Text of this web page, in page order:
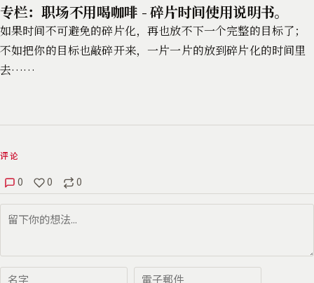
专栏：职场不用喝咖啡 - 碎片时间使用说明书。
如果时间不可避免的碎片化，再也放不下一个完整的目标了；
不如把你的目标也敲碎开来，一片一片的放到碎片化的时间里
去……